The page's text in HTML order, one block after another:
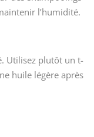
l’humidité.
Utilisez plutôt un t-
huile légère après